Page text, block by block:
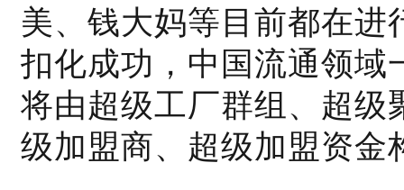
美、钱大妈等目前都在
扣化成功，中国流通领域
将由超级工厂群组、超级
级加盟商、超级加盟资金